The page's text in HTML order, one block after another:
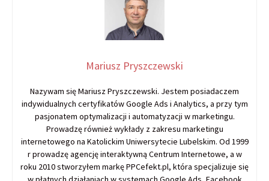
Mariusz Pryszczewski
Nazywam się Mariusz Pryszczewski. Jestem posiadaczem
indywidualnych certyfikatów Google Ads i Analytics, a przy tym
pasjonatem optymalizacji i automatyzacji w marketingu.
Prowadzę również wykłady z zakresu marketingu
internetowego na Katolickim Uniwersytecie Lubelskim. Od 1999
r prowadzę agencję interaktywną Centrum Internetowe, a w
roku 2010 stworzyłem markę PPCefekt.pl, która specjalizuje się